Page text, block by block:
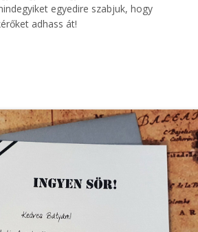
egyedire szabjuk, hogy
adhass át!